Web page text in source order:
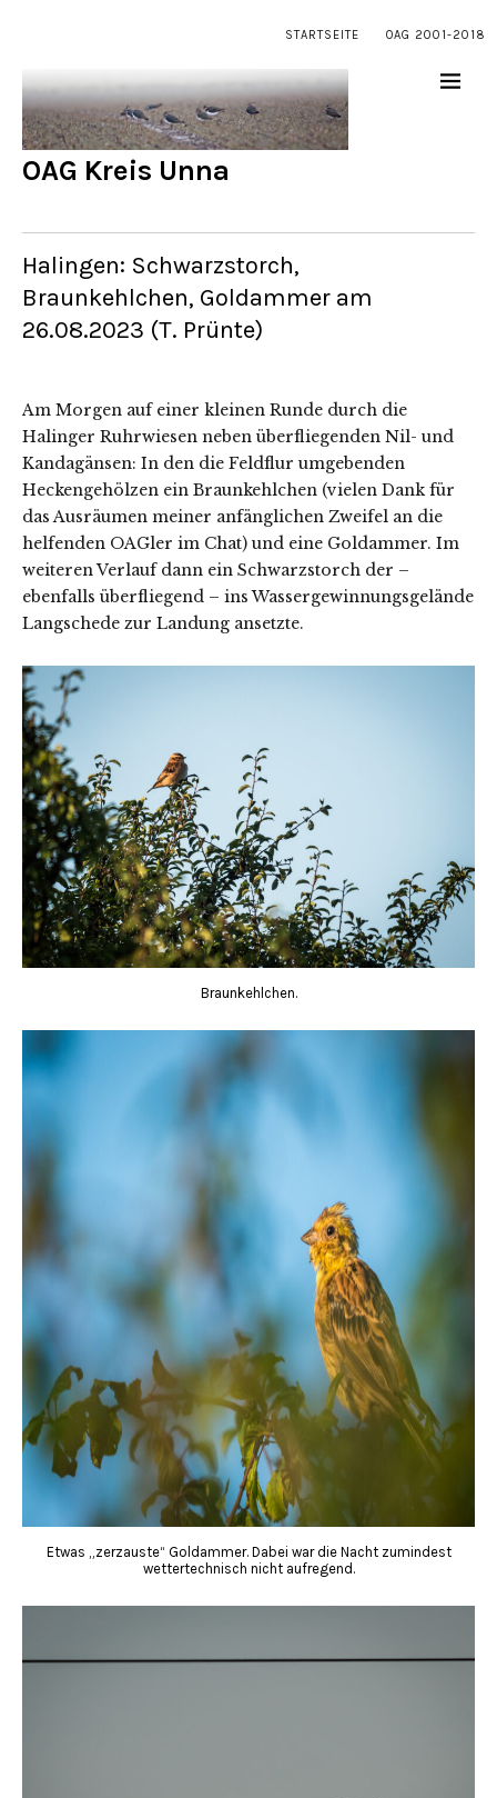
STARTSEITE OAG 2001-2018
OAG Kreis Unna
Halingen: Schwarzstorch,
Braunkehlchen, Goldammer am
26.08.2023 (T. Prünte)
Am Morgen auf einer kleinen Runde durch die
Halinger Ruhrwiesen neben überfliegenden Nil- und
Kandagänsen: In den die Feldflur umgebenden
Heckengehölzen ein Braunkehlchen (vielen Dank für
das Ausräumen meiner anfänglichen Zweifel an die
helfenden OAGler im Chat) und eine Goldammer. Im
weiteren Verlauf dann ein Schwarzstorch der –
ebenfalls überfliegend – ins Wassergewinnungsgelände
Langschede zur Landung ansetzte.
Braunkehlchen.
Etwas „zerzauste“ Goldammer. Dabei war die Nacht zumindest
wettertechnisch nicht aufregend.